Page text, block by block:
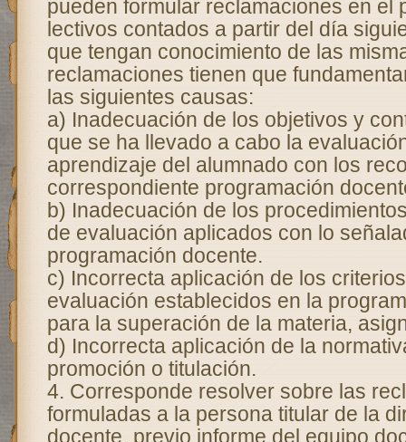
pueden formular reclamaciones en el
lectivos contados a partir del día
que tengan conocimiento de las
reclamaciones tienen que
las siguientes causas:
a) Inadecuación de los objetivos y
que se ha llevado a cabo la
aprendizaje del alumnado con los
correspondiente programación
b) Inadecuación de los
de evaluación aplicados con lo
programación docente.
c) Incorrecta aplicación de los
evaluación establecidos en la
para la superación de la materia,
d) Incorrecta aplicación de la
promoción o titulación.
4. Corresponde resolver sobre las
formuladas a la persona titular de la
docente, previo informe del equipo